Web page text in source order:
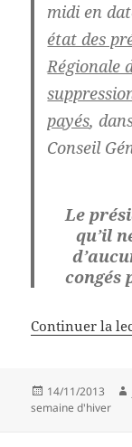
midi en
état des
Régionale
payés,
Conseil
Le
qu’il
congés
Continuer la
Publié
le
14/11/2013
semaine d'hiver